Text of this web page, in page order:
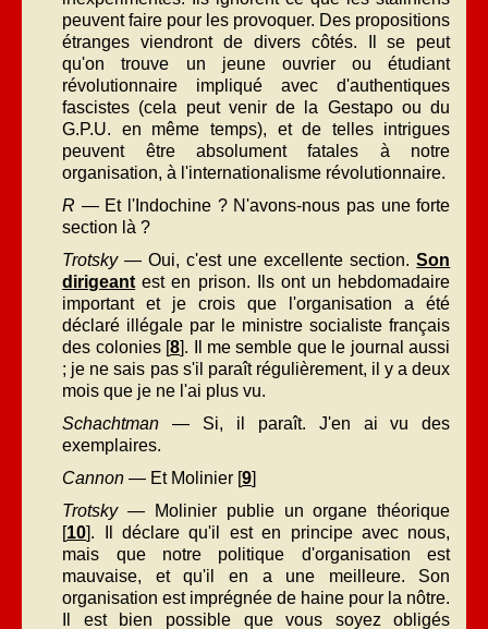
peuvent faire pour les provoquer. Des propositions
étranges viendront de divers côtés. Il se peut
qu'on trouve un jeune ouvrier ou étudiant
révolutionnaire impliqué avec d'authentiques
fascistes (cela peut venir de la Gestapo ou du
G.P.U. en même temps), et de telles intrigues
peuvent être absolument fatales à notre
organisation, à l'internationalisme révolutionnaire.
R — Et l'Indochine ? N'avons-nous pas une forte
section là ?
Trotsky— Oui, c'est une excellente section.Son
dirigeant est en prison. Ils ont un hebdomadaire
important et je crois que l'organisation a été
déclaré illégale par le ministre socialiste français
des colonies [8]. Il me semble que le journal aussi
; je ne sais pas s'il paraît régulièrement, il y a deux
mois que je ne l'ai plus vu.
Schachtman — Si, il paraît. J'en ai vu des
exemplaires.
Cannon — Et Molinier [9]
Trotsky— Molinier publie un organe théorique
[10]. Il déclare qu'il est en principe avec nous,
mais que notre politique d'organisation est
mauvaise, et qu'il en a une meilleure. Son
organisation est imprégnée de haine pour la nôtre.
Il est bien possible que vous soyez obligés